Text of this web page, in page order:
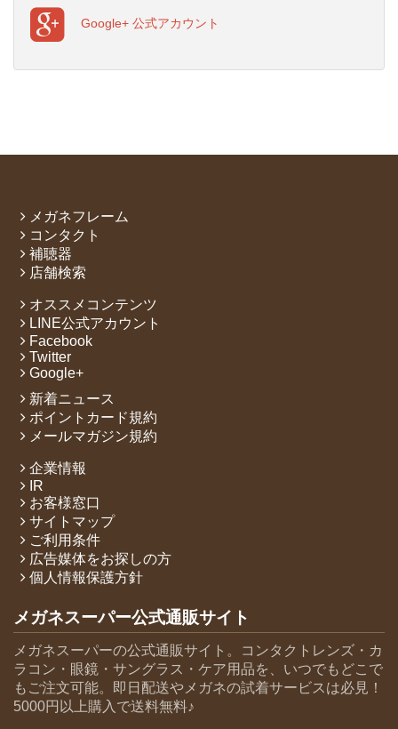
Google+ 公式アカウント
メガネフレーム
コンタクト
補聴器
店舗検索
オススメコンテンツ
LINE公式アカウント
Facebook
Twitter
Google+
新着ニュース
ポイントカード規約
メールマガジン規約
企業情報
IR
お客様窓口
サイトマップ
ご利用条件
広告媒体をお探しの方
個人情報保護方針
メガネスーパー公式通販サイト
メガネスーパーの公式通販サイト。コンタクトレンズ・カ
ラコン・眼鏡・サングラス・ケア用品を、いつでもどこで
もご注文可能。即日配送やメガネの試着サービスは必見！
5000円以上購入で送料無料♪